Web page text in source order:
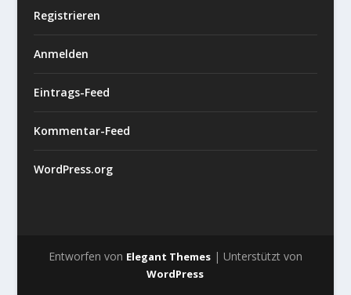
Registrieren
Anmelden
Eintrags-Feed
Kommentar-Feed
WordPress.org
Entworfen von Elegant Themes| Unterstützt von
WordPress